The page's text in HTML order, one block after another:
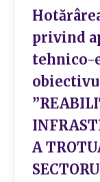
privind
tehnico-
A